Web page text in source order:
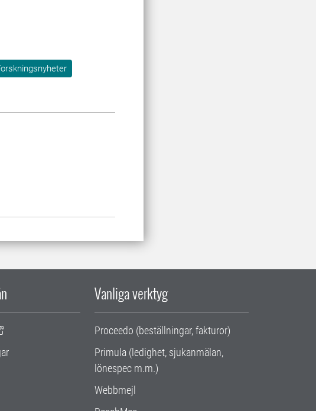
Vanliga verktyg
Proceedo (beställningar, fakturor)
Primula (ledighet, sjukanmälan,
lönespec m.m.)
Webbmejl